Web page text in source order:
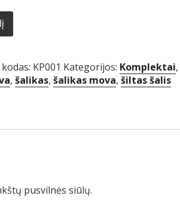
KP001 Kategorijos: Komplektai,
, šalikas, šalikas mova, šiltas šalis
pusvilnės siūlų.